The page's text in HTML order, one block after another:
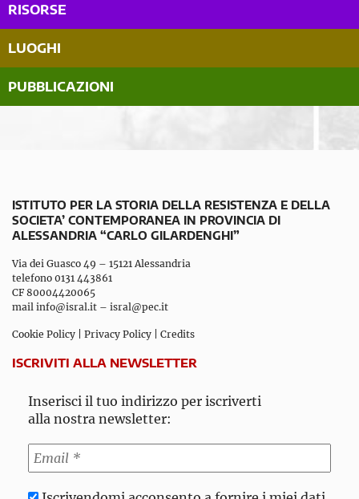
RISORSE
LUOGHI
PUBBLICAZIONI
ISTITUTO PER LA STORIA DELLA RESISTENZA E DELLA
SOCIETA’ CONTEMPORANEA IN PROVINCIA DI
ALESSANDRIA “CARLO GILARDENGHI”
Via dei Guasco 49 – 15121 Alessandria
telefono 0131 443861
CF 80004420065
mail info@isral.it – isral@pec.it
Cookie Policy Privacy Policy Credits
ISCRIVITI ALLA NEWSLETTER
Inserisci il tuo indirizzo per iscriverti
alla nostra newsletter: